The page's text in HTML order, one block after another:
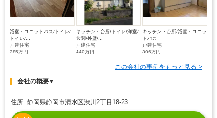
浴室・ユニットバス/トイレ/
トイレ/...
戸建住宅
385万円
キッチン・台所/トイレ/洋室/
玄関/外壁/...
戸建住宅
440万円
キッチン・台所/浴室・ユニッ
トバス
戸建住宅
306万円
この会社の事例をもっと見る >
会社の概要▼
住所 静岡県静岡市清水区渋川2丁目18-23